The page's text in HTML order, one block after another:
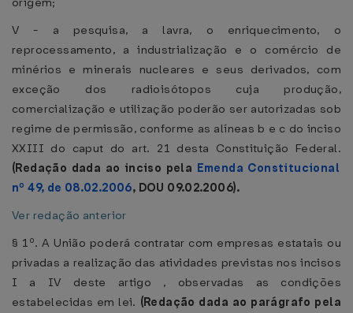
V - a pesquisa, a lavra, o enriquecimento, o
reprocessamento, a industrialização e o comércio de
minérios e minerais nucleares e seus derivados, com
exceção dos radioisótopos cuja produção,
comercialização e utilização poderão ser autorizadas sob
regime de permissão, conforme as alíneas b e c do inciso
XXIII do caput do art. 21 desta Constituição Federal.
(Redação dada ao inciso pela Emenda Constitucional
nº 49, de 08.02.2006, DOU 09.02.2006).
Ver redação anterior
§ 1º. A União poderá contratar com empresas estatais ou
privadas a realização das atividades previstas nos incisos
I a IV deste artigo , observadas as condições
estabelecidas em lei. (Redação dada ao parágrafo pela